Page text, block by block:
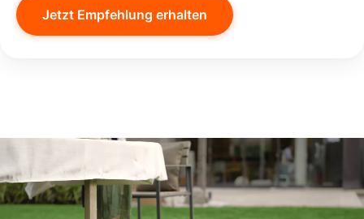
Jetzt Empfehlung erhalten